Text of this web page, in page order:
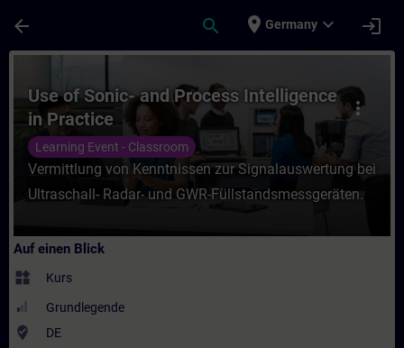
arrow_back search place Germany expand_more login
more_vert
Use of Sonic- and Process Intelligence
in Practice
Learning Event - Classroom
Vermittlung von Kenntnissen zur Signalauswertung bei
Ultraschall- Radar- und GWR-Füllstandsmessgeräten.
Auf einen Blick
widgets Kurs
Grundlegende
where_to_vote DE